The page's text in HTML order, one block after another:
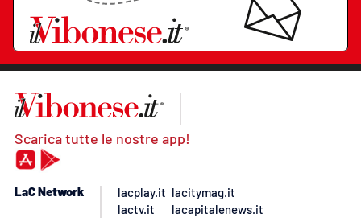
Scarica tutte le nostre app!
LaC Network
lacplay.it
lactv.it
lacitymag.it
lacapitalenews.it